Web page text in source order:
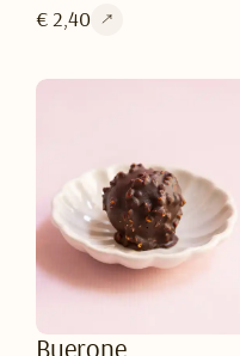
€ 2,40
Buerone